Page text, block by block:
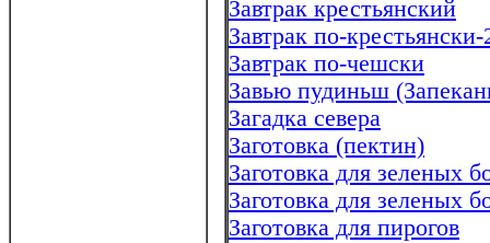
Завтрак крестьянский
Завтрак по-крестьянски-
Завтрак по-чешски
Завью пудиньш
Загадка севера
Заготовка (пектин)
Заготовка для зеленых
Заготовка для зеленых
Заготовка для пирогов